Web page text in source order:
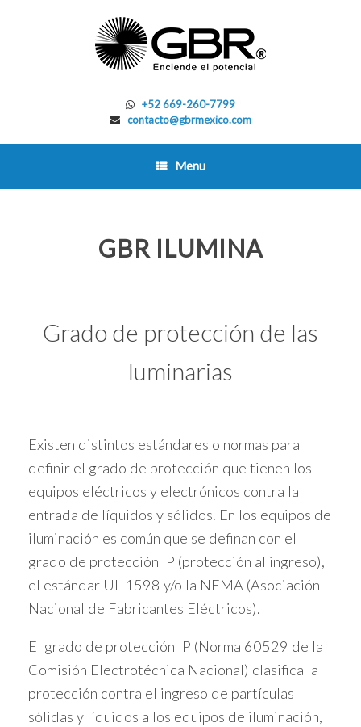
+52 669-260-7799
contacto@gbrmexico.com
Menu
GBR ILUMINA
Grado de protección de las
luminarias
Existen distintos estándares o normas para
definir el grado de protección que tienen los
equipos eléctricos y electrónicos contra la
entrada de líquidos y sólidos. En los equipos de
iluminación es común que se definan con el
grado de protección IP (protección al ingreso),
el estándar UL 1598 y/o la NEMA (Asociación
Nacional de Fabricantes Eléctricos).
El grado de protección IP (Norma 60529 de la
Comisión Electrotécnica Nacional) clasifica la
protección contra el ingreso de partículas
sólidas y líquidos a los equipos de iluminación,